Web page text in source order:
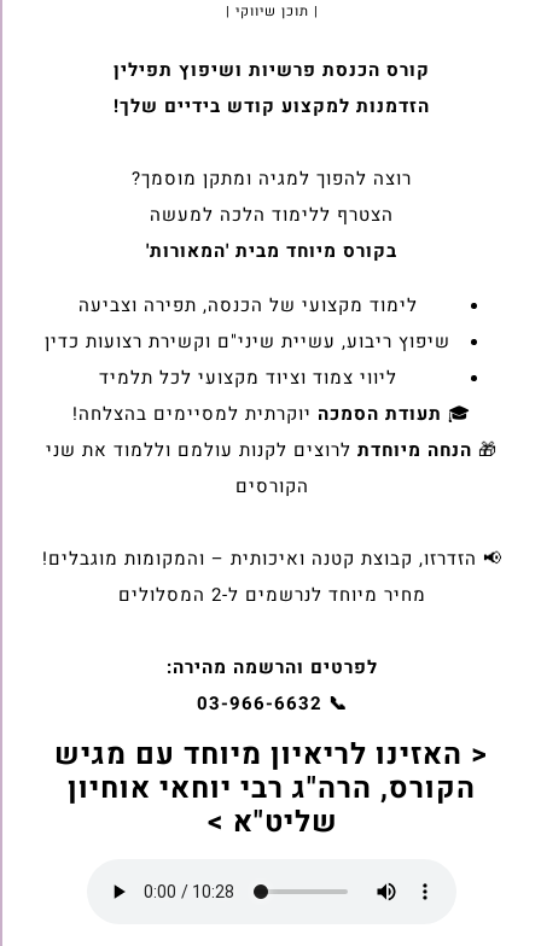
| תוכן שיווקי |
קורס הכנסת פרשיות ושיפוץ תפילין
הזדמנות למקצוע קודש בידיים שלך!
רוצה להפוך למגיה ומתקן מוסמך?
הצטרף ללימוד הלכה למעשה
בקורס מיוחד מבית 'המאורות'
לימוד מקצועי של הכנסה, תפירה וצביעה
שיפוץ ריבוע, עשיית שיני"ם וקשירת רצועות כדין
ליווי צמוד וציוד מקצועי לכל תלמיד
🎓 תעודת הסמכה יוקרתית למסיימים בהצלחה!
🎁 הנחה מיוחדת לרוצים לקנות עולמם וללמוד את שני
הקורסים
📢 הזדרזו, קבוצת קטנה ואיכותית – והמקומות מוגבלים!
מחיר מיוחד לנרשמים ל-2 המסלולים
לפרטים והרשמה מהירה:
📞 03-966-6632
< האזינו לריאיון מיוחד עם מגיש
הקורס, הרה"ג רבי יוחאי אוחיון
שליט"א >